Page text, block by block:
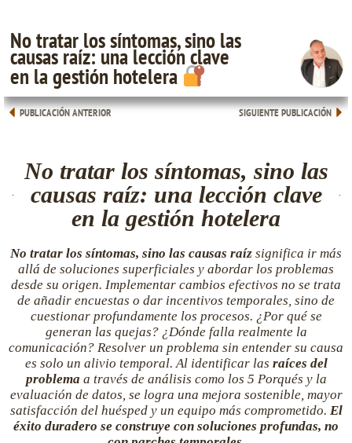
No tratar los síntomas, sino las
causas raíz: una lección clave
en la gestión hotelera
PUBLICACIÓN ANTERIOR SIGUIENTE PUBLICACIÓN
No tratar los síntomas, sino las
causas raíz: una lección clave
en la gestión hotelera
No tratar los síntomas, sino las causas raíz significa ir más
allá de soluciones superficiales y abordar los problemas
desde su origen. Implementar cambios efectivos no se trata
de añadir encuestas o dar incentivos temporales, sino de
cuestionar profundamente los procesos. ¿Por qué se
generan las quejas? ¿Dónde falla realmente la
comunicación? Resolver un problema sin entender su causa
es solo un alivio temporal. Al identificar las raíces del
problema a través de análisis como los 5 Porqués y la
evaluación de datos, se logra una mejora sostenible, mayor
satisfacción del huésped y un equipo más comprometido. El
éxito duradero se construye con soluciones profundas, no